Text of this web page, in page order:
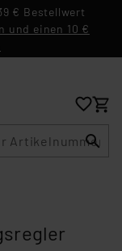
€ Bestellwert
und einen 10 €